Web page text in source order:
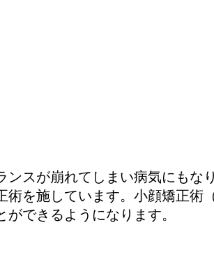
スが崩れてしまい病気にもな
術を施しています。小顔矯正術
できるようになります。